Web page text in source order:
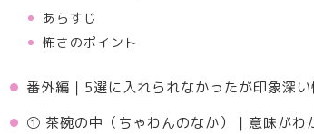
あらすじ
怖さのポイント
番外編｜5選に入れられなかったが印象深
① 茶碗の中（ちゃわんのなか）｜意味がわ